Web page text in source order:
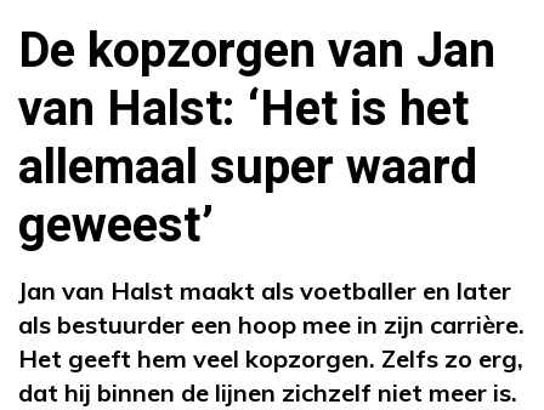
De kopzorgen van Jan
van Halst: ‘Het is het
allemaal super waard
geweest’
Jan van Halst maakt als voetballer en later
als bestuurder een hoop mee in zijn carrière.
Het geeft hem veel kopzorgen. Zelfs zo erg,
dat hij binnen de lijnen zichzelf niet meer is.